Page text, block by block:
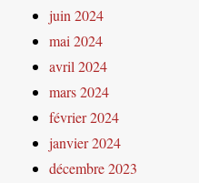
juin 2024
mai 2024
avril 2024
mars 2024
février 2024
janvier 2024
décembre 2023